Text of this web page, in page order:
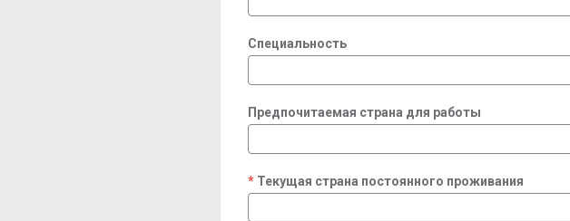
Специальность
Предпочитаемая страна для работы
Текущая страна постоянного проживания
required